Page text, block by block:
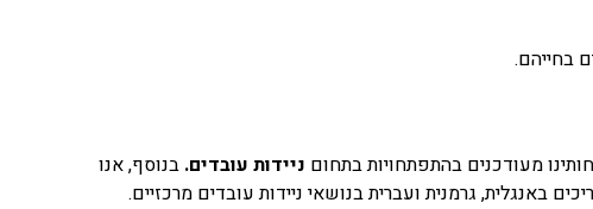
בחייהם.
מעודכנים בהתפתחויות בתחום ניידות עובדים. בנוסף, אנו
באנגלית, גרמנית ועברית בנושאי ניידות עובדים מרכזיים.